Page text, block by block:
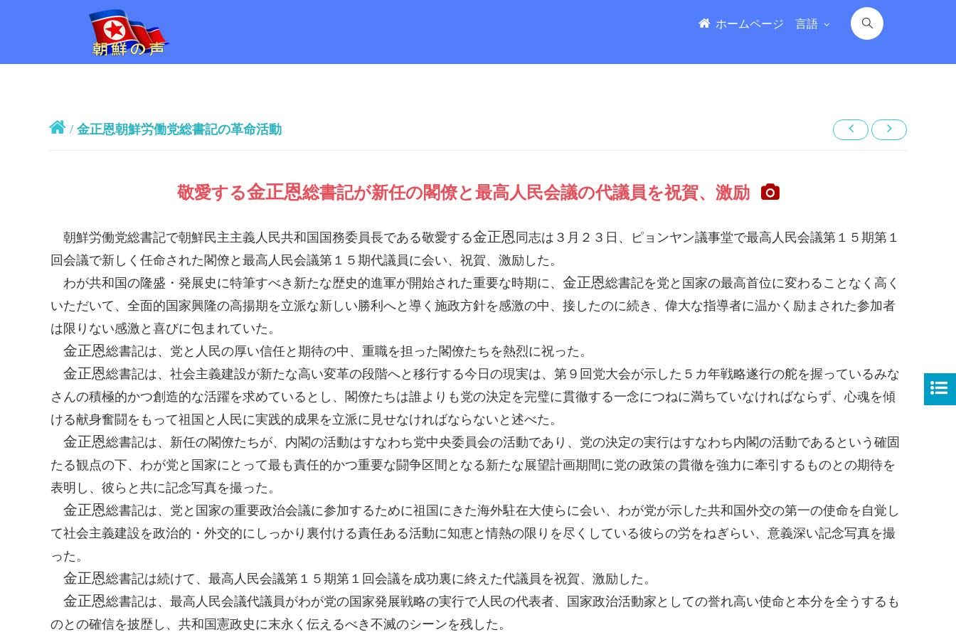
ホームページ 言語
/ 金正恩朝鮮労働党総書記の革命活動
敬愛する金正恩総書記が新任の閣僚と最高人民会議の代議員を祝賀、激励
朝鮮労働党総書記で朝鮮民主主義人民共和国 国務委員長である敬愛する金正恩 同志は３月２３日、ピョンヤン議事堂で最高人民会議第１５期第１
回会議で新しく任命された閣僚と最高人民会議第１５期代議員に会い、祝賀、激励した。
わが共和国の隆盛・発展史に特筆すべき新たな歴史的進軍が開始された重要な時期に、 金正恩総書記を党と国家の最高首位に変わることなく高く
いただいて、全面的国家興隆の高揚期を立派な新しい勝利へと導く施政方針を感激の中、接したのに続き、偉大な指導者に温かく励まされた参加者
は限りない感激と喜びに包まれていた。
金正恩総書記は、党と人民の厚い信任と期待の中、重職を担った閣僚たちを熱烈に祝った。
金正恩総書記は、社会主義建設が新たな高い変革の段階へと移行する今日の現実は、第９回党大会が示した５カ年戦略遂行の舵を握っているみな
さんの積極的かつ創造的な活躍を求めているとし、閣僚たちは誰よりも党の決定を完璧に貫徹する一念につねに満ちていなければならず、心魂を傾
ける献身奮闘をもって祖国と人民に実践的成果を立派に見せなければならないと述べた。
金正恩総書記は、新任の閣僚たちが、内閣の活動はすなわち党中央委員会の活動であり、党の決定の実行はすなわち内閣の活動であるという確固
たる観点の下、わが党と国家にとって最も責任的かつ重要な闘争区間となる新たな展望計画期間に党の政策の貫徹を強力に牽引するものとの期待を
表明し、彼らと共に記念写真を撮った。
金正恩総書記は、党と国家の重要政治会議に参加するために祖国にきた海外駐在大使らに会い、わが党が示した共和国外交の第一の使命を自覚し
て社会主義建設を政治的・外交的にしっかり裏付ける責任ある活動に知恵と情熱の限りを尽くしている彼らの労をねぎらい、意義深い記念写真を撮
った。
金正恩総書記は続けて、最高人民会議第１５期第１回会議を成功裏に終えた代議員を祝賀、激励した。
金正恩総書記は、最高人民会議代議員がわが党の国家発展戦略の実行で人民の代表者、国家政治活動家としての誉れ高い使命と本分を全うするも
のとの確信を披歴し、共和国憲政史に末永く伝えるべき不滅のシーンを残した。